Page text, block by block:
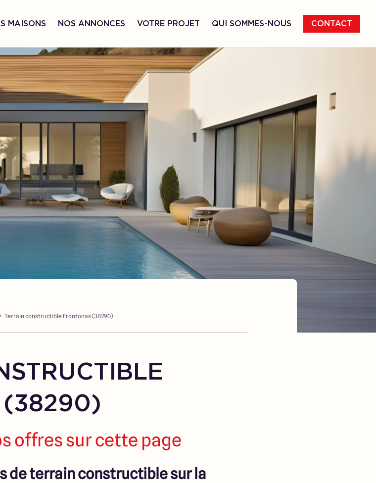
MAISONS NOS ANNONCES VOTRE PROJET QUI SOMMES-NOUS CONTACT
Terrain constructible Frontonas (38290)
(38290)
offres sur cette page
de terrain constructible sur la